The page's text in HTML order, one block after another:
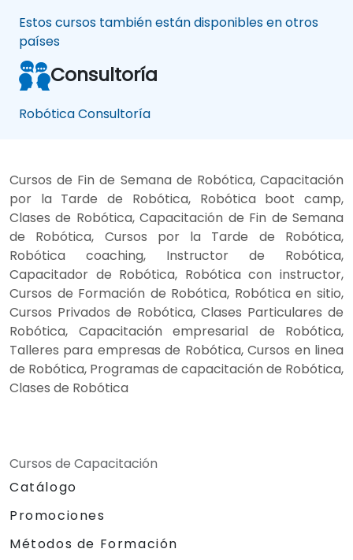
Estos cursos también están disponibles en otros
países
Consultoría
Robótica Consultoría
Cursos de Fin de Semana de Robótica, Capacitación
por la Tarde de Robótica, Robótica boot camp,
Clases de Robótica, Capacitación de Fin de Semana
de Robótica, Cursos por la Tarde de Robótica,
Robótica coaching, Instructor de Robótica,
Capacitador de Robótica, Robótica con instructor,
Cursos de Formación de Robótica, Robótica en sitio,
Cursos Privados de Robótica, Clases Particulares de
Robótica, Capacitación empresarial de Robótica,
Talleres para empresas de Robótica, Cursos en linea
de Robótica, Programas de capacitación de Robótica,
Clases de Robótica
Cursos de Capacitación
Catálogo
Promociones
Métodos de Formación